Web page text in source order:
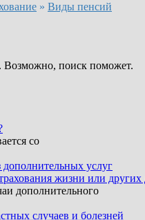
» Виды пенсий
поиск поможет.
со
жизни или
дополнительного